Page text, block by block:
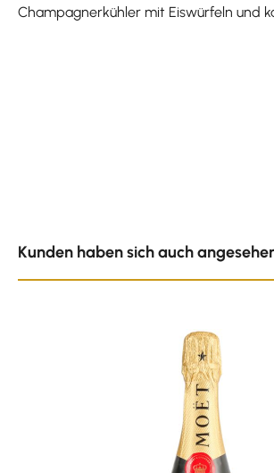
Champagnerkühler mit Eiswürfeln und
Kunden haben sich auch